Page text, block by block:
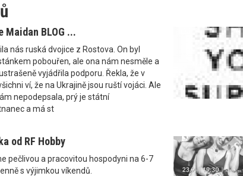
Maidan BLOG ...
nás ruská dvojice z Rostova. On byl
pobouřen, ale ona nám nesměle a
vyjádřila podporu. Řekla, že v
ví, že na Ukrajině jsou ruští vojáci. Ale
nepodepsala, prý je státní
a má st
od RF Hobby
pečlivou a pracovitou hospodyni na 6-7
s výjimkou víkendů.